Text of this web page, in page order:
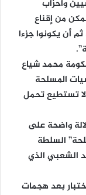
وأحزاب
من إقناع
أن يكونوا جزءا
محمد شياع
المسلحة
تستطيع تحمل
واضحة على
السلطة
الشعبي الذي
بعد هجمات